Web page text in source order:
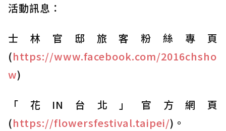
活動訊息：
士林官邸旅客粉絲專頁
(https://www.facebook.com/2016chsho
w)
「花IN台北」官方網頁
(https://flowersfestival.taipei/)。